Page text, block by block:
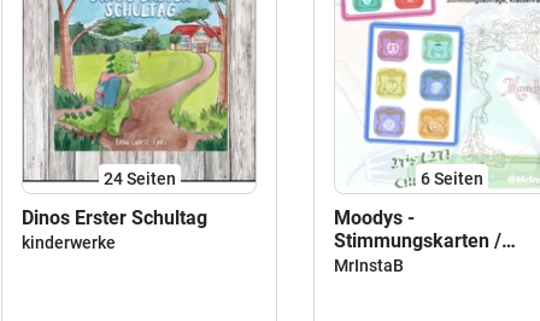
24Seiten
Dinos Erster Schultag
kinderwerke
6Seiten
Moodys -
Stimmungskarten /
Gesprächskarten /
MrInstaB